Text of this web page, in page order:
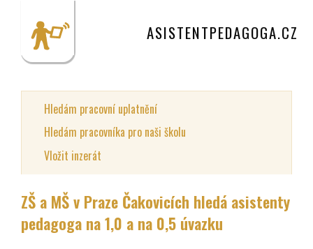
ASISTENTPEDAGOGA.CZ
Hledám pracovní uplatnění
Hledám pracovníka pro naši školu
Vložit inzerát
ZŠ a MŠ v Praze Čakovicích hledá asistenty
pedagoga na 1,0 a na 0,5 úvazku